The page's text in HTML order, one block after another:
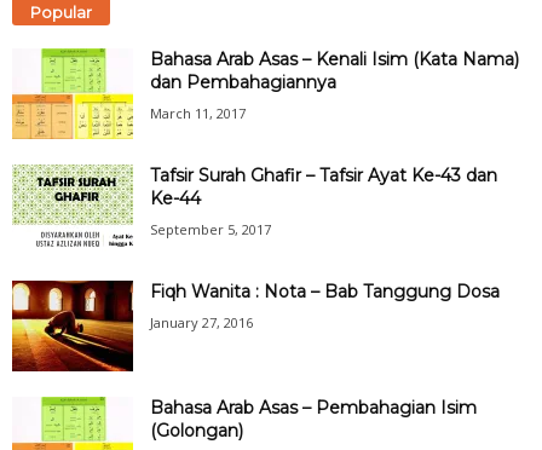
Popular
Bahasa Arab Asas – Kenali Isim (Kata Nama)
dan Pembahagiannya
March 11, 2017
Tafsir Surah Ghafir – Tafsir Ayat Ke-43 dan
Ke-44
September 5, 2017
Fiqh Wanita : Nota – Bab Tanggung Dosa
January 27, 2016
Bahasa Arab Asas – Pembahagian Isim
(Golongan)